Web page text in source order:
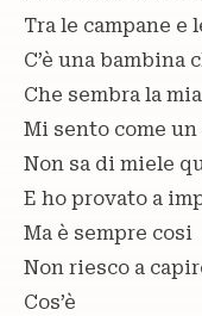
Tra le campane e
C’è una bambina
Che sembra la mia
Mi sento come
Non sa di miele
E ho provato a
Ma è sempre cosi
Non riesco a
Cos’è